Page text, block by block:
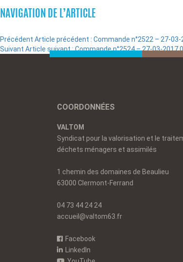
NAVIGATION DE L’ARTICLE
Précédent Article précédent : Commande n°2522 – 27-
Suivant Article suivant :Commande n°2524 – 27-03-2017
COORDONNÉES
VALTOM
Syndicat pour la valorisation et le
déchets ménagers et assimilés
1 chemin des domaines de Beaulieu
63000 Clermont-Ferrand
04 73 44 24 24
accueil@valtom63.fr
Facebook
LinkedIn